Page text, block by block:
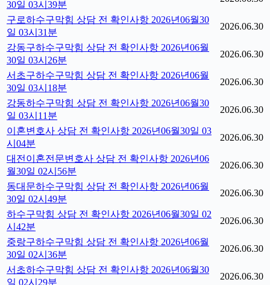
30일 03시39분
구로하수구막힘 상담 전 확인사항 2026년06월30
일 03시31분
2026.06.30
강동구하수구막힘 상담 전 확인사항 2026년06월
30일 03시26분
2026.06.30
서초구하수구막힘 상담 전 확인사항 2026년06월
30일 03시18분
2026.06.30
강동하수구막힘 상담 전 확인사항 2026년06월30
일 03시11분
2026.06.30
이혼변호사 상담 전 확인사항 2026년06월30일 03
시04분
2026.06.30
대전이혼전문변호사 상담 전 확인사항 2026년06
월30일 02시56분
2026.06.30
동대문하수구막힘 상담 전 확인사항 2026년06월
30일 02시49분
2026.06.30
하수구막힘 상담 전 확인사항 2026년06월30일 02
시42분
2026.06.30
중랑구하수구막힘 상담 전 확인사항 2026년06월
30일 02시36분
2026.06.30
서초하수구막힘 상담 전 확인사항 2026년06월30
일 02시29분
2026.06.30